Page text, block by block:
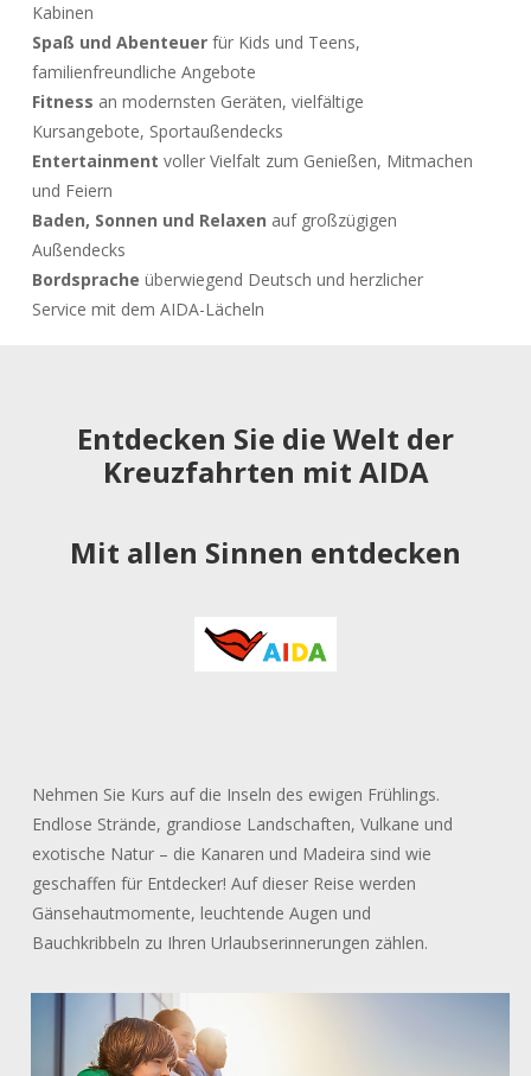
Kabinen
Spaß und Abenteuer für Kids und Teens,
familienfreundliche Angebote
Fitness an modernsten Geräten, vielfältige
Kursangebote, Sportaußendecks
Entertainment voller Vielfalt zum Genießen, Mitmachen
und Feiern
Baden, Sonnen und Relaxen auf großzügigen
Außendecks
Bordsprache überwiegend Deutsch und herzlicher
Service mit dem AIDA-Lächeln
Entdecken Sie die Welt der
Kreuzfahrten mit AIDA
Mit allen Sinnen entdecken
Nehmen Sie Kurs auf die Inseln des ewigen Frühlings.
Endlose Strände, grandiose Landschaften, Vulkane und
exotische Natur – die Kanaren und Madeira sind wie
geschaffen für Entdecker! Auf dieser Reise werden
Gänsehautmomente, leuchtende Augen und
Bauchkribbeln zu Ihren Urlaubserinnerungen zählen.